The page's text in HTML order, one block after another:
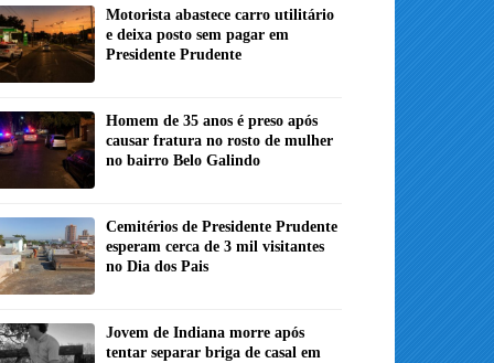
Motorista abastece carro utilitário
e deixa posto sem pagar em
Presidente Prudente
Homem de 35 anos é preso após
causar fratura no rosto de mulher
no bairro Belo Galindo
Cemitérios de Presidente Prudente
esperam cerca de 3 mil visitantes
no Dia dos Pais
Jovem de Indiana morre após
tentar separar briga de casal em